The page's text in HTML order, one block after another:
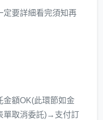
要詳細看完須知再
金額OK(此環節如金
單取消委託)→支付訂